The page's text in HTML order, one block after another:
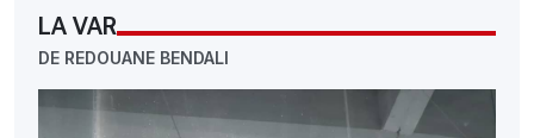
LA VAR
DE REDOUANE BENDALI